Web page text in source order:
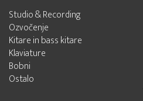
Studio & Recording
Ozvočenje
Kitare in bass kitare
Klaviature
Bobni
Ostalo